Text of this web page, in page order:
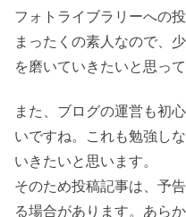
フォトライブラリーへの
まったくの素人なので、
を磨いていきたいと思って
また、ブログの運営も初
いですね。これも勉強し
いきたいと思います。
そのため投稿記事は、予
る場合があります。あら